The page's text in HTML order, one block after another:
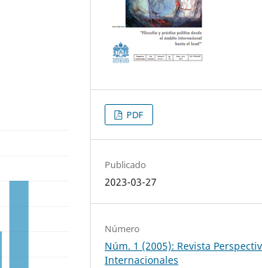
PDF
Publicado
2023-03-27
Número
Núm. 1 (2005): Revista
Internacionales